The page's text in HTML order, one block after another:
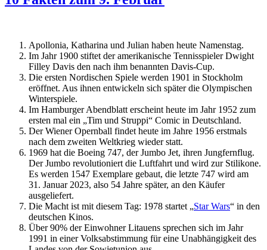
Apollonia, Katharina und Julian haben heute Namenstag.
Im Jahr 1900 stiftet der amerikanische Tennisspieler Dwight
Filley Davis den nach ihm benannten Davis-Cup.
Die ersten Nordischen Spiele werden 1901 in Stockholm
eröffnet. Aus ihnen entwickeln sich später die Olympischen
Winterspiele.
Im Hamburger Abendblatt erscheint heute im Jahr 1952 zum
ersten mal ein „Tim und Struppi“ Comic in Deutschland.
Der Wiener Opernball findet heute im Jahre 1956 erstmals
nach dem zweiten Weltkrieg wieder statt.
1969 hat die Boeing 747, der Jumbo Jet, ihren Jungfernflug.
Der Jumbo revolutioniert die Luftfahrt und wird zur Stilikone.
Es werden 1547 Exemplare gebaut, die letzte 747 wird am
31. Januar 2023, also 54 Jahre später, an den Käufer
ausgeliefert.
Die Macht ist mit diesem Tag: 1978 startet „Star Wars“ in den
deutschen Kinos.
Über 90% der Einwohner Litauens sprechen sich im Jahr
1991 in einer Volksabstimmung für eine Unabhängigkeit des